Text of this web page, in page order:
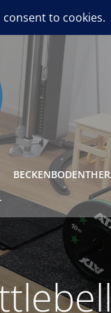
regensburg.de